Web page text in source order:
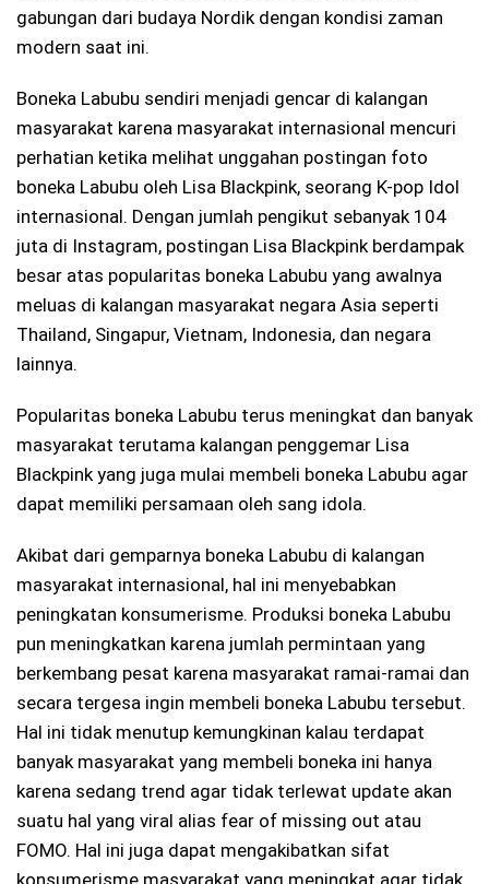
gabungan dari budaya Nordik dengan kondisi zaman
modern saat ini.
Boneka Labubu sendiri menjadi gencar di kalangan
masyarakat karena masyarakat internasional mencuri
perhatian ketika melihat unggahan postingan foto
boneka Labubu oleh Lisa Blackpink, seorang K-pop Idol
internasional. Dengan jumlah pengikut sebanyak 104
juta di Instagram, postingan Lisa Blackpink berdampak
besar atas popularitas boneka Labubu yang awalnya
meluas di kalangan masyarakat negara Asia seperti
Thailand, Singapur, Vietnam, Indonesia, dan negara
lainnya.
Popularitas boneka Labubu terus meningkat dan banyak
masyarakat terutama kalangan penggemar Lisa
Blackpink yang juga mulai membeli boneka Labubu agar
dapat memiliki persamaan oleh sang idola.
Akibat dari gemparnya boneka Labubu di kalangan
masyarakat internasional, hal ini menyebabkan
peningkatan konsumerisme. Produksi boneka Labubu
pun meningkatkan karena jumlah permintaan yang
berkembang pesat karena masyarakat ramai-ramai dan
secara tergesa ingin membeli boneka Labubu tersebut.
Hal ini tidak menutup kemungkinan kalau terdapat
banyak masyarakat yang membeli boneka ini hanya
karena sedang trend agar tidak terlewat update akan
suatu hal yang viral alias fear of missing out atau
FOMO. Hal ini juga dapat mengakibatkan sifat
konsumerisme masyarakat yang meningkat agar tidak